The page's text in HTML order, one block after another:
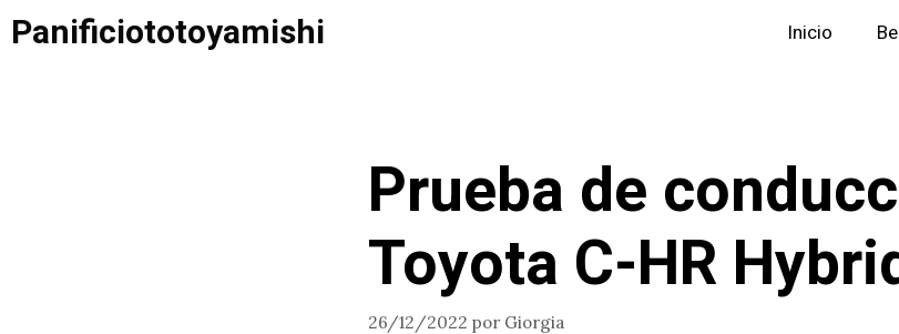
Saltar
alPanificiototoyamishi Inicio
Prueba de
Toyota C-HR
26/12/2022 por Giorgia